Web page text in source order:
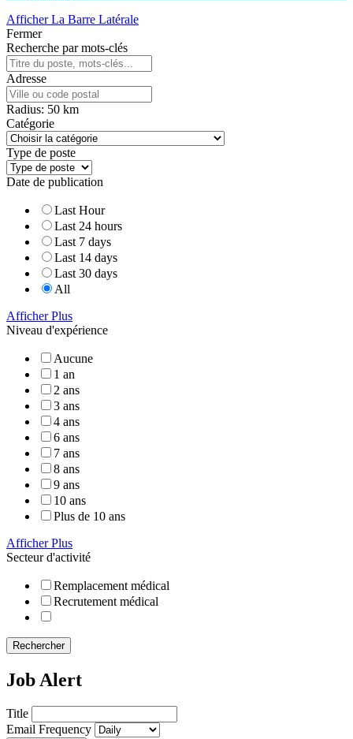
Afficher La Barre Latérale
Fermer
Recherche par mots-clés
Adresse
Radius: 50 km
Catégorie
Type de poste
Date de publication
Last Hour
Last 24 hours
Last 7 days
Last 14 days
Last 30 days
All
Afficher Plus
Niveau d'expérience
Aucune
1 an
2 ans
3 ans
4 ans
6 ans
7 ans
8 ans
9 ans
10 ans
Plus de 10 ans
Afficher Plus
Secteur d'activité
Remplacement médical
Recrutement médical
Rechercher
Job Alert
Title
Email Frequency